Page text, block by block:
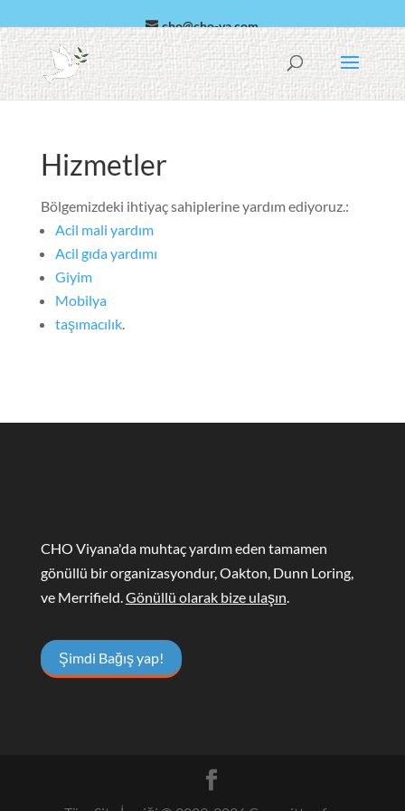
cho@cho-va.com
Arapça
Español
Hizmetler
Bölgemizdeki ihtiyaç sahiplerine yardım ediyoruz.:
Acil mali yardım
Acil gıda yardımı
Giyim
Mobilya
taşımacılık.
CHO Viyana'da muhtaç yardım eden tamamen
gönüllü bir organizasyondur, Oakton, Dunn Loring,
ve Merrifield.Gönüllü olarak bize ulaşın.
Şimdi Bağış yap!